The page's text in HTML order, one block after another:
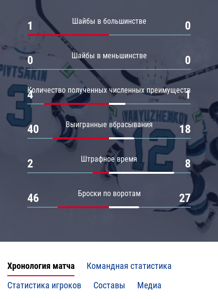
Шайбы в большинстве
1 0
Шайбы в меньшинстве
0 0
Количество полученных численных преимуществ
4 1
Выигранные вбрасывания
40 18
Штрафное время
2 8
Броски по воротам
46 27
Хронология матча
Командная статистика
Статистика игроков
Составы
Медиа